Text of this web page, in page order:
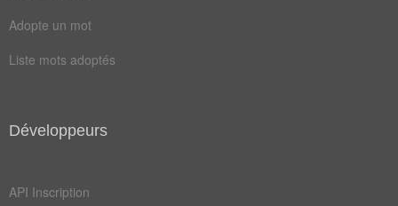
Adopte un mot
Liste mots adoptés
Développeurs
API Inscription